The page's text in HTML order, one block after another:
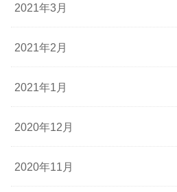
2021年3月
2021年2月
2021年1月
2020年12月
2020年11月